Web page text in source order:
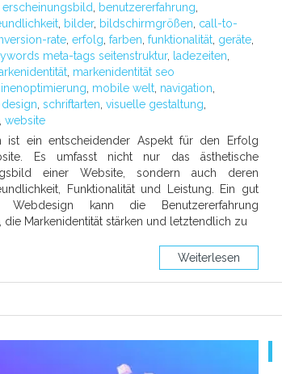
erscheinungsbild
benutzererfahrung
bilder, bildschirmgrößen call-to-
rate erfolg farben funktionalität geräte
meta-tags seitenstruktur, ladezeiten
markenidentität seo
mobile welt navigation
schriftarten visuelle gestaltung
website
ist ein entscheidender Aspekt für den Erfolg
Es umfasst nicht nur das ästhetische
einer Website, sondern auch deren
Funktionalität und Leistung. Ein gut
Webdesign kann die Benutzererfahrung
die Markenidentität stärken und letztendlich zu
Weiterlesen